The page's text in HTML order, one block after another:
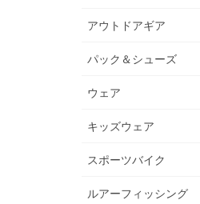
アウトドアギア
パック＆シューズ
ウェア
キッズウェア
スポーツバイク
ルアーフィッシング